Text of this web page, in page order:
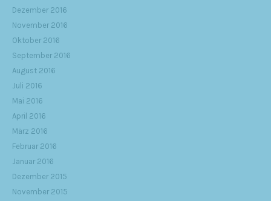
Dezember 2016
November 2016
Oktober 2016
September 2016
August 2016
Juli 2016
Mai 2016
April 2016
März 2016
Februar 2016
Januar 2016
Dezember 2015
November 2015